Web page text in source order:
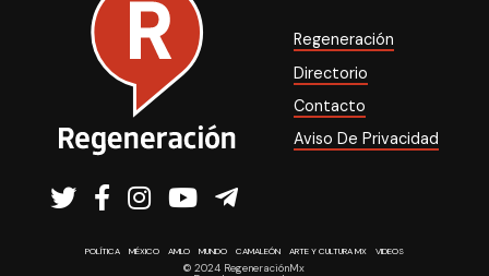
Regeneración
Directorio
Contacto
Aviso De Privacidad
POLÍTICA MÉXICO AMLO MUNDO CAMALEÓN ARTE Y CULTURA MX VIDEOS
© 2024 RegeneraciónMx